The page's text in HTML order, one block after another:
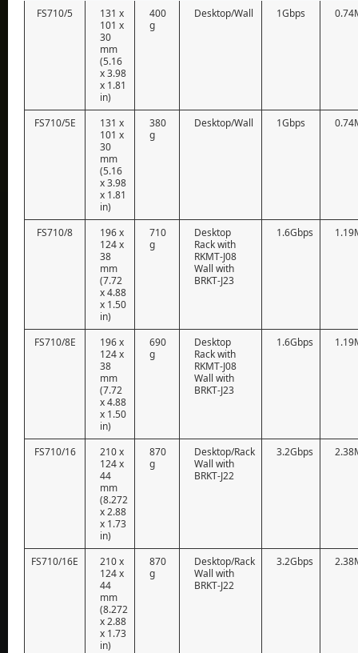
FS710/5
131 x
101 x
30
mm
(5.16
x 3.98
x 1.81
in)
400
g
Desktop/Wall 1Gbps
FS710/5E
131 x
101 x
30
mm
(5.16
x 3.98
x 1.81
in)
380
g
Desktop/Wall 1Gbps
FS710/8
196 x
124 x
38
mm
(7.72
x 4.88
x 1.50
in)
710
g
Desktop
Rack with
RKMT-J08
Wall with
BRKT-J23
1.6Gbps
FS710/8E
196 x
124 x
38
mm
(7.72
x 4.88
x 1.50
in)
690
g
Desktop
Rack with
RKMT-J08
Wall with
BRKT-J23
1.6Gbps
FS710/16
210 x
124 x
44
mm
(8.272
x 2.88
x 1.73
in)
870
g
Desktop/Rack
Wall with
BRKT-J22
3.2Gbps
FS710/16E
210 x
124 x
44
mm
(8.272
x 2.88
x 1.73
in)
870
g
Desktop/Rack
Wall with
BRKT-J22
3.2Gbps